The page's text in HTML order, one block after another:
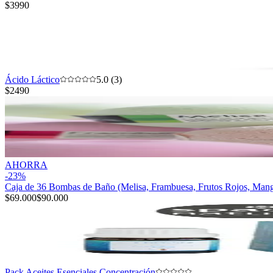
$3990
Ácido Láctico
5.0 (3)
$2490
AHORRA
-23%
Caja de 36 Bombas de Baño (Melisa, Frambuesa, Frutos Rojos,
$69.000$90.000